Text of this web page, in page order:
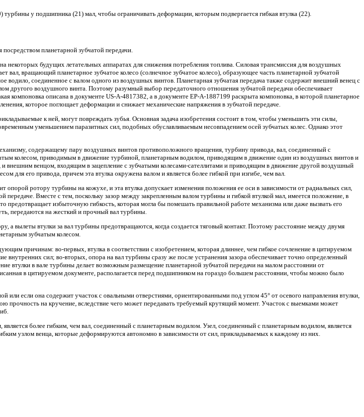
у подшипника (21) мал, чтобы ограничивать деформации, которым подвергается гибкая втулка (22).
планетарной зубчатой передачи.
будущих летательных аппаратах для снижения потребления топлива. Силовая трансмиссия для воздушных
вал, вращающий планетарное зубчатое колесо (солнечное зубчатое колесо), образующее часть планетарной зубчатой
водило, соединенное с валом одного из воздушных винтов. Планетарная зубчатая передача также содержит внешний венец с
другого воздушного винта. Поэтому разумный выбор передаточного отношения зубчатой передачи обеспечивает
описана в документе US-A-4817382, а в документе EP-A-1887199 раскрыта компоновка, в которой планетарное
которое поглощает деформации и снижает механические напряжения в зубчатой передаче.
к ней, могут повреждать зубья. Основная задача изобретения состоит в том, чтобы уменьшить эти силы,
уменьшением паразитных сил, подобных обуславливаемым несовпадением осей зубчатых колес. Однако этот
содержащему пару воздушных винтов противоположного вращения, турбину привода, вал, соединенный с
колесом, приводимым в движение турбиной, планетарным водилом, приводящим в движение один из воздушных винтов и
внешним венцом, входящим в зацепление с зубчатыми колесами-сателлитами и приводящим в движение другой воздушный
для его привода, причем эта втулка окружена валом и является более гибкой при изгибе, чем вал.
опорой ротору турбины на кожухе, и эта втулка допускает изменения положения ее оси в зависимости от радиальных сил,
Вместе с тем, поскольку зазор между закрепленным валом турбины и гибкой втулкой мал, имеется положение, в
предотвращает избыточную гибкость, которая могла бы помешать правильной работе механизма или даже вызвать его
передаются на жесткий и прочный вал турбины.
вылеты втулки за вал турбины предотвращаются, когда создается тяговый контакт. Поэтому расстояние между двумя
зубчатым колесом.
причинам: во-первых, втулка в соответствии с изобретением, которая длиннее, чем гибкое сочленение в цитируемом
сил; во-вторых, опора на вал турбины сразу же после устранения зазора обеспечивает точно определенный
в вале турбины делает возможным размещение планетарной зубчатой передачи на малом расстоянии от
в цитируемом документе, располагается перед подшипником на гораздо большем расстоянии, чтобы можно было
или если она содержит участок с овальными отверстиями, ориентированными под углом 45° от осевого направления втулки,
прочность на кручение, вследствие чего может передавать требуемый крутящий момент. Участок с выемками может
более гибким, чем вал, соединенный с планетарным водилом. Узел, соединенный с планетарным водилом, является
узлом венца, которые деформируются автономно в зависимости от сил, прикладываемых к каждому из них.